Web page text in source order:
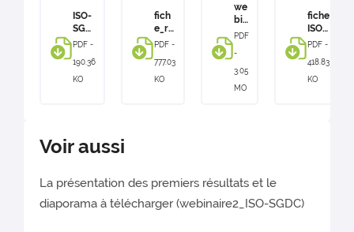
ISO-
SGD
C
scie
ntifi
PDF -
190.36
KO
fich
e_re
sult
SO
SGD
PDF -
777.03
KO
we
bin
air
_IS
O-
SG
PDF
-
3.05
MO
fiche
ISO
SGD
PDF -
418.83
KO
Voir aussi
La présentation des premiers résultats et le
diaporama à télécharger (webinaire2_ISO-SGDC)